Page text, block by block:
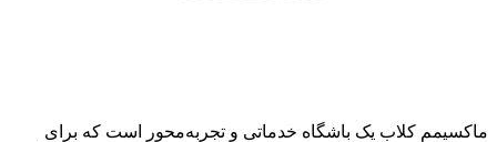
ماکسیمم کلاب یک باشگاه خدماتی و تجربه‌محور است که برای